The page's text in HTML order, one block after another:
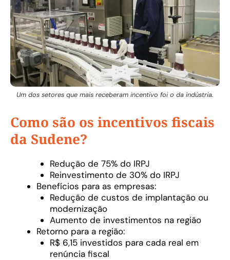
Um dos setores que mais receberam incentivo foi o da indústria.
Como são os incentivos fiscais
da Sudene?
Redução de 75% do IRPJ
Reinvestimento de 30% do IRPJ
Benefícios para as empresas:
Redução de custos de implantação ou
modernização
Aumento de investimentos na região
Retorno para a região:
R$ 6,15 investidos para cada real em
renúncia fiscal